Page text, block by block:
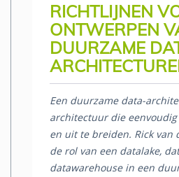
RICHTLIJNEN
ONTWERPEN
DUURZAME
Een duurzame data-
architectuur die
en uit te breiden. Rick van
de rol van een datalake,
datawarehouse in een